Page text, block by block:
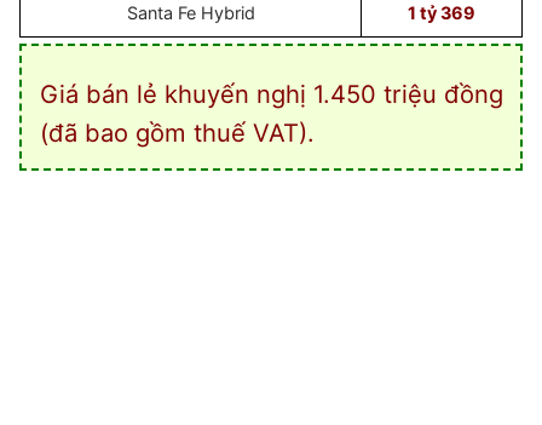
Santa Fe Hybrid 1 tỷ 369
Giá bán lẻ khuyến nghị 1.450 triệu đồng
(đã bao gồm thuế VAT).